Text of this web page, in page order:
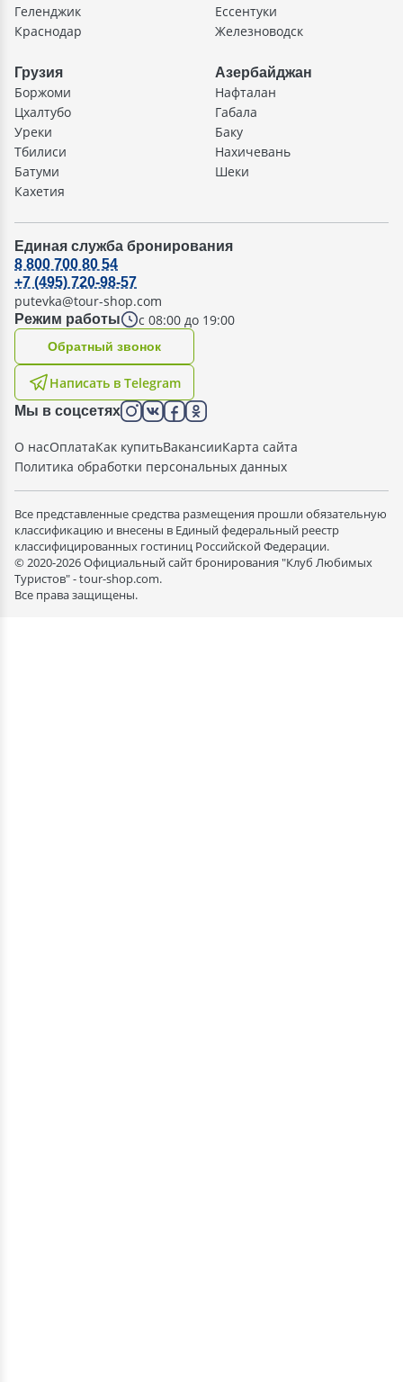
Геленджик
Краснодар
Ессентуки
Железноводск
Грузия
Боржоми
Цхалтубо
Уреки
Тбилиси
Батуми
Кахетия
Азербайджан
Нафталан
Габала
Баку
Нахичевань
Шеки
Единая служба бронирования
Режим работы с 08:00 до 19:00
8 800 700 80 54
+7 (495) 720-98-57
putevka@tour-shop.com
Написать в Telegram
Oбратный звонок
Мы в соцсетях
О насОплатаКак купитьВакансииКарта сайта
Политика обработки персональных данных
Все представленные средства размещения прошли обязательную
классификацию и внесены в Единый федеральный реестр
классифицированных гостиниц Российской Федерации.
© 2020-2026 Официальный сайт бронирования "Клуб Любимых
Туристов" - tour-shop.com.
Все права защищены.